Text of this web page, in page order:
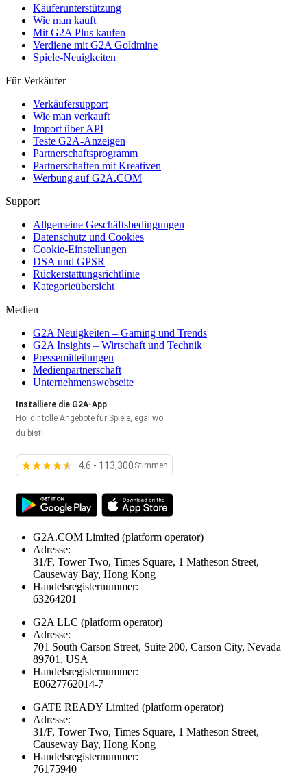
Käuferunterstützung
Wie man kauft
Mit G2A Plus kaufen
Verdiene mit G2A Goldmine
Spiele-Neuigkeiten
Für Verkäufer
Verkäufersupport
Wie man verkauft
Import über API
Teste G2A-Anzeigen
Partnerschaftsprogramm
Partnerschaften mit Kreativen
Werbung auf G2A.COM
Support
Allgemeine Geschäftsbedingungen
Datenschutz und Cookies
Cookie-Einstellungen
DSA und GPSR
Rückerstattungsrichtlinie
Kategorieübersicht
Medien
G2A Neuigkeiten – Gaming und Trends
G2A Insights – Wirtschaft und Technik
Pressemitteilungen
Medienpartnerschaft
Unternehmenswebseite
Installiere die G2A-App
Hol dir tolle Angebote für Spiele, egal wo
du bist!
4.6 - 113,300 Stimmen
G2A.COM Limited (platform operator)
Adresse:
31/F, Tower Two, Times Square, 1 Matheson Street,
Causeway Bay, Hong Kong
Handelsregisternummer:
63264201
G2A LLC (platform operator)
Adresse:
701 South Carson Street, Suite 200, Carson City, Nevada
89701, USA
Handelsregisternummer:
E0627762014-7
GATE READY Limited (platform operator)
Adresse:
31/F, Tower Two, Times Square, 1 Matheson Street,
Causeway Bay, Hong Kong
Handelsregisternummer:
76175940